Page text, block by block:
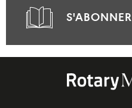
S'ABONNER